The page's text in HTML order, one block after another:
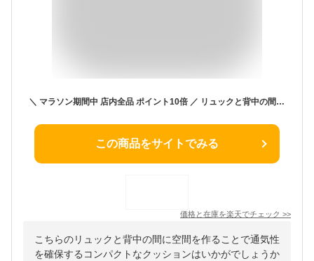
＼ マラソン期間中 店内全品 ポイント10倍 ／ リュックと背中の間に風通しを クールスペーサー リュック 背中 汗 対策 汗対策 蒸れ防止 メッシュ 後付け 隙間 涼しい 暑さ対策 快適 背中ムレ 汗ムレ 汗 ムレない 対策 酷暑 猛暑 子供 大人 通勤 通学 公園 グッズ
この商品をサイトでみる
価格と在庫を楽天でチェック >>
こちらのリュックと背中の間に空間を作ることで通気性
を確保するコンパクトなクッションはいかがでしょうか